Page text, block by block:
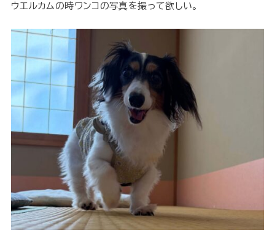
ウエルカムの時ワンコの写真を撮って欲しい。